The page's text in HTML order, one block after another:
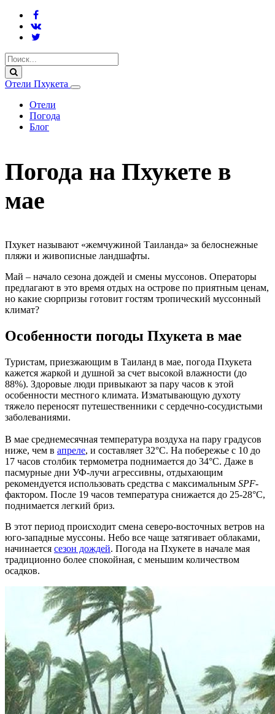
Отели Пхукета
Отели
Погода
Блог
Погода на Пхукете в
мае
Пхукет называют «жемчужиной Таиланда» за белоснежные
пляжи и живописные ландшафты.
Май – начало сезона дождей и смены муссонов. Операторы
предлагают в это время отдых на острове по приятным ценам,
но какие сюрпризы готовит гостям тропический муссонный
климат?
Особенности погоды Пхукета в мае
Туристам, приезжающим в Таиланд в мае, погода Пхукета
кажется жаркой и душной за счет высокой влажности (до
88%). Здоровые люди привыкают за пару часов к этой
особенности местного климата. Изматывающую духоту
тяжело переносят путешественники с сердечно-сосудистыми
заболеваниями.
В мае среднемесячная температура воздуха на пару градусов
ниже, чем в апреле, и составляет 32°C. На побережье с 10 до
17 часов столбик термометра поднимается до 34°C. Даже в
пасмурные дни УФ-лучи агрессивны, отдыхающим
рекомендуется использовать средства с максимальным SPF-
фактором. После 19 часов температура снижается до 25-28°C,
поднимается легкий бриз.
В этот период происходит смена северо-восточных ветров на
юго-западные муссоны. Небо все чаще затягивает облаками,
начинается сезон дождей. Погода на Пхукете в начале мая
традиционно более спокойная, с меньшим количеством
осадков.